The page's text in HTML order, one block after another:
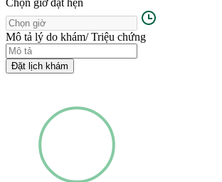
Chọn giờ đặt hẹn
Mô tả lý do khám/ Triệu chứng
Đặt lịch khám